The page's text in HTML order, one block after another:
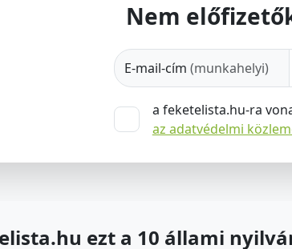
Nem
E-mail-cím (munkahelyi)
a feketelista.hu-ra
az adatvédelmi
ezt a 10 állami